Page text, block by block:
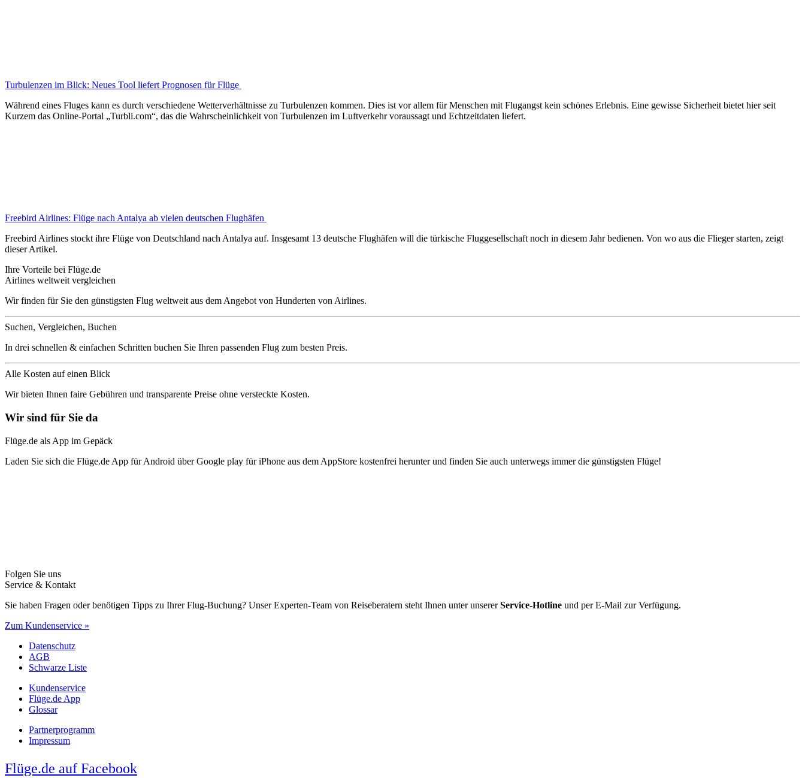
Turbulenzen im Blick: Neues Tool liefert Prognosen für Flüge
Während eines Fluges kann es durch verschiedene Wetterverhältnisse zu Turbulenzen kommen. Dies ist vor allem für Menschen mit Flugangst kein schönes Erlebnis. Eine gewisse Sicherheit bietet hier seit
Kurzem das Online-Portal „Turbli.com“, das die Wahrscheinlichkeit von Turbulenzen im Luftverkehr voraussagt und Echtzeitdaten liefert.
Freebird Airlines: Flüge nach Antalya ab vielen deutschen Flughäfen
Freebird Airlines stockt ihre Flüge von Deutschland nach Antalya auf. Insgesamt 13 deutsche Flughäfen will die türkische Fluggesellschaft noch in diesem Jahr bedienen. Von wo aus die Flieger starten, zeigt
dieser Artikel.
Ihre Vorteile bei Flüge.de
Airlines weltweit vergleichen
Wir finden für Sie den günstigsten Flug weltweit aus dem Angebot von Hunderten von Airlines.
Suchen, Vergleichen, Buchen
In drei schnellen & einfachen Schritten buchen Sie Ihren passenden Flug zum besten Preis.
Alle Kosten auf einen Blick
Wir bieten Ihnen faire Gebühren und transparente Preise ohne versteckte Kosten.
Wir sind für Sie da
Flüge.de als App im Gepäck
Laden Sie sich die Flüge.de App für Android über Google play für iPhone aus dem AppStore kostenfrei herunter und finden Sie auch unterwegs immer die günstigsten Flüge!
Folgen Sie uns
Service & Kontakt
Sie haben Fragen oder benötigen Tipps zu Ihrer Flug-Buchung? Unser Experten-Team von Reiseberatern steht Ihnen unter unsererService-Hotline und per E-Mail zur Verfügung.
Zum Kundenservice »
Datenschutz
AGB
Schwarze Liste
Kundenservice
Flüge.de App
Glossar
Partnerprogramm
Impressum
Flüge.de auf Facebook